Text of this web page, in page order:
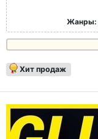
Жанры:
Хит продаж